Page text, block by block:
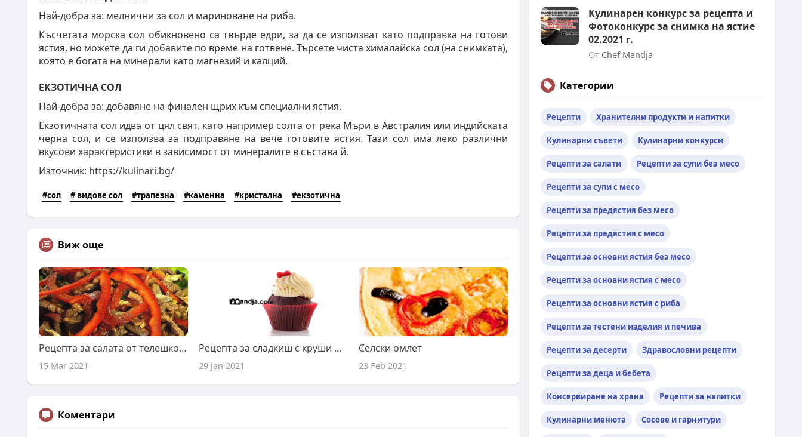
Най-добра за: мелнични за сол и мариноване на риба.
Късчетата морска сол обикновено са твърде едри, за да се използват като подправка на готови
ястия, но можете да ги добавите по време на готвене. Търсете чиста хималайска сол (на снимката),
която е богата на минерали като магнезий и калций.
ЕКЗОТИЧНА СОЛ
Най-добра за: добавяне на финален щрих към специални ястия.
Екзотичната сол идва от цял свят, като например солта от река Мъри в Австралия или индийската
черна сол, и се използва за подправяне на вече готовите ястия. Тази сол има леко различни
вкусови характеристики в зависимост от минералите в състава й.
Източник: https://kulinari.bg/
#сол # видове сол #трапезна #каменна #кристална #екзотична
Виж още
Рецепта за салата от телешко с чушки
15 Mar 2021
Рецепта за сладкиш с круши и шоколад
29 Jan 2021
Селски омлет
23 Feb 2021
Коментари
Кулинарен конкурс за рецепта и
Фотоконкурс за снимка на ястие
02.2021 г.
От Chef Mandja
Категории
Рецепти Хранителни продукти и напитки
Кулинарни съвети Кулинарни конкурси
Рецепти за салати Рецепти за супи без месо
Рецепти за супи с месо
Рецепти за предястия без месо
Рецепти за предястия с месо
Рецепти за основни ястия без месо
Рецепти за основни ястия с месо
Рецепти за основни ястия с риба
Рецепти за тестени изделия и печива
Рецепти за десерти Здравословни рецепти
Рецепти за деца и бебета
Консервиране на храна Рецепти за напитки
Кулинарни менюта Сосове и гарнитури